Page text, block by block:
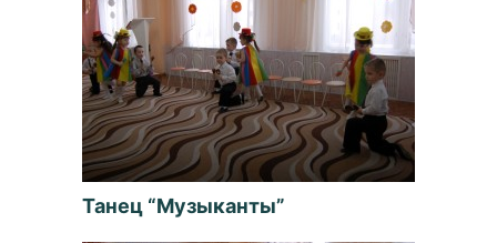
Танец “Музыканты”